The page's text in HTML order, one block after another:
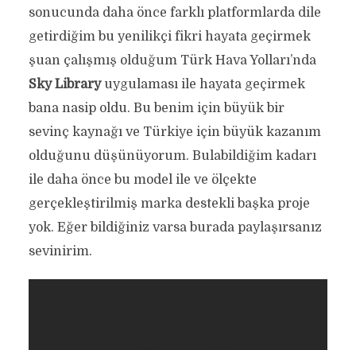
sonucunda daha önce farklı platformlarda dile
getirdiğim bu yenilikçi fikri hayata geçirmek
şuan çalışmış olduğum Türk Hava Yolları’nda
Sky Libraryuygulaması ile hayata geçirmek
bana nasip oldu. Bu benim için büyük bir
sevinç kaynağı ve Türkiye için büyük kazanım
olduğunu düşünüyorum. Bulabildiğim kadarı
ile daha önce bu model ile ve ölçekte
gerçekleştirilmiş marka destekli başka proje
yok. Eğer bildiğiniz varsa burada paylaşırsanız
sevinirim.